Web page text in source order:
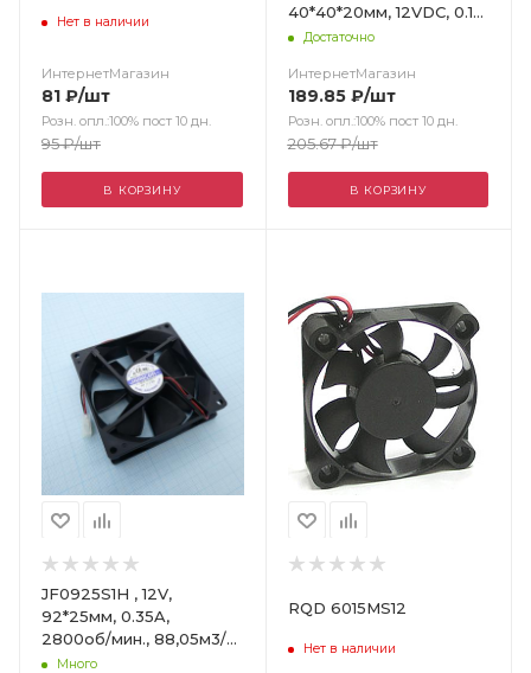
Нет в наличии
ИнтернетМагазин
81 ₽/шт
Розн. опл.:100% пост 10 дн.
95₽/шт
В КОРЗИНУ
40*40*20мм, 12VDC, 0.1А,
1.2W, 6200 Об./Мин.,
Достаточно
ИнтернетМагазин
189.85₽/шт
Розн. опл.:100% пост 10 дн.
205.67₽/шт
В КОРЗИНУ
JF0925S1H , 12V,
92*25мм, 0.35A,
2800об/мин., 88,05м3/
час, 35.1дБ, подшипник
Много
RQD 6015MS12
Нет в наличии